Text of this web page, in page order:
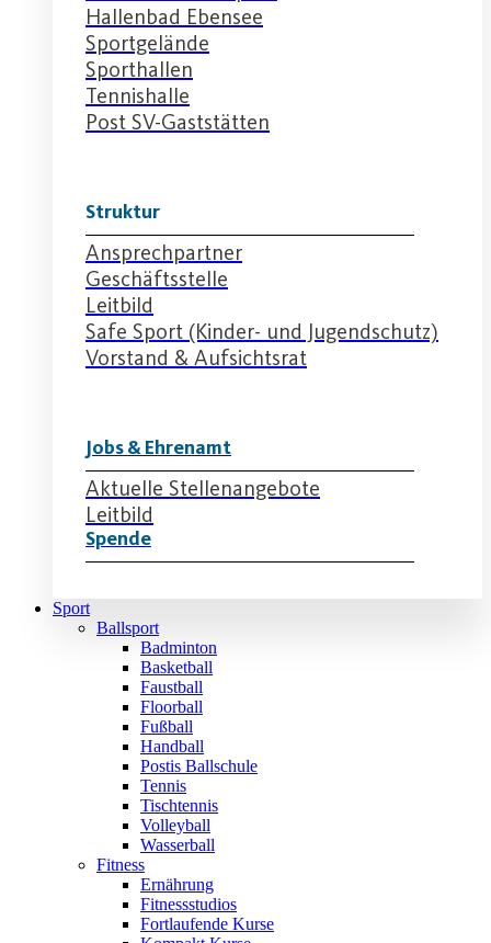
Hallenbad Ebensee
Sportgelände
Sporthallen
Tennishalle
Post SV-Gaststätten
Struktur
Ansprechpartner
Geschäftsstelle
Leitbild
Safe Sport (Kinder- und Jugendschutz)
Vorstand & Aufsichtsrat
Jobs & Ehrenamt
Aktuelle Stellenangebote
Leitbild
Spende
Sport
Ballsport
Badminton
Basketball
Faustball
Floorball
Fußball
Handball
Postis Ballschule
Tennis
Tischtennis
Volleyball
Wasserball
Fitness
Ernährung
Fitnessstudios
Fortlaufende Kurse